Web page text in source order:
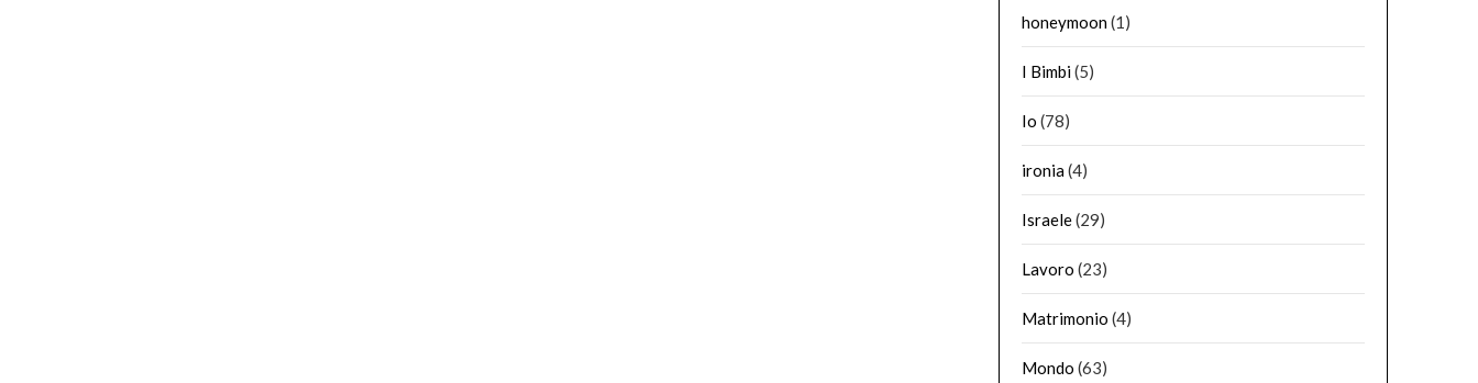
honeymoon(1)
I Bimbi(5)
Io (78)
ironia(4)
Israele(29)
Lavoro (23)
Matrimonio (4)
Mondo (63)